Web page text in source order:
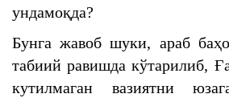
ундамоқда?
Бунга жавоб шуки, араб
табиий равишда кўтарилиб,
кутилмаган вазиятни